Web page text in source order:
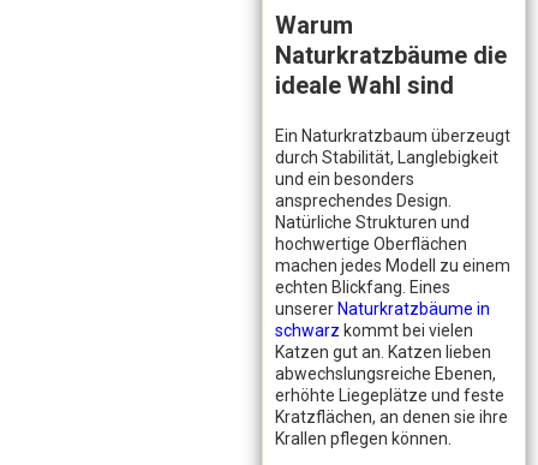
Warum
Naturkratzbäume die
ideale Wahl sind
Ein Naturkratzbaum überzeugt
durch Stabilität, Langlebigkeit
und ein besonders
ansprechendes Design.
Natürliche Strukturen und
hochwertige Oberflächen
machen jedes Modell zu einem
echten Blickfang. Eines
unsererNaturkratzbäume in
schwarz kommt bei vielen
Katzen gut an. Katzen lieben
abwechslungsreiche Ebenen,
erhöhte Liegeplätze und feste
Kratzflächen, an denen sie ihre
Krallen pflegen können.